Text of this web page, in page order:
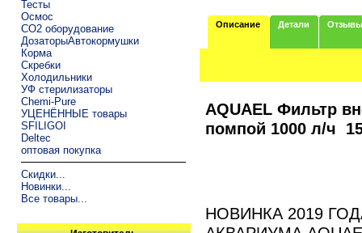
Тесты
Осмос
CO2 оборудование
ДозаторыАвтокормушки
Корма
Скребки
Холодильники
УФ стерилизаторы
Chemi-Pure
УЦЕНЁННЫЕ товары
SFILIGOI
Deltec
оптовая покупка
Скидки...
Новинки...
Все товары...
Описание Детали Отзывы
AQUAEL Фильтр
помпой 1000 л/ч
НОВИНКА 2019